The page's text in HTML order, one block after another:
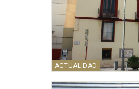
ACTUALIDAD